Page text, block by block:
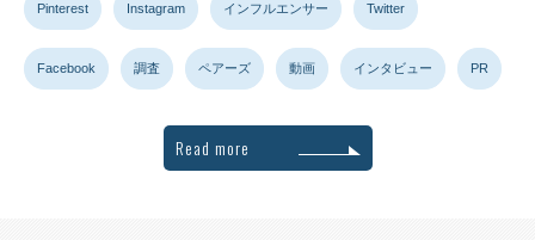
Pinterest Instagram インフルエンサー Twitter
Facebook 調査 ペアーズ 動画 インタビュー PR
Read more